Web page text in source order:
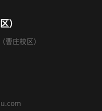
）
庄校区）